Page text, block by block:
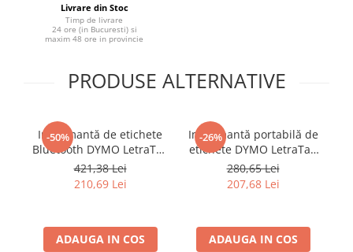
Livrare din Stoc
Timp de livrare
24 ore (in Bucuresti) si
maxim 48 ore in provincie
PRODUSE ALTERNATIVE
-50%
Imprimantă de etichete
Bluetooth DYMO LetraTag
LT-200B cu 3 benzi
originale argintii pentru
identificarea
imprimare direct de pe
smartphone 2172855
421,38 Lei
210,69 Lei
ADAUGA IN COS
-26%
Imprimantă portabilă de
etichete DYMO LetraTag
LT-100H Start Kit cu 4
baterii AA pentru
organizare acasă și la
280,65 Lei
207,68 Lei
ADAUGA IN COS